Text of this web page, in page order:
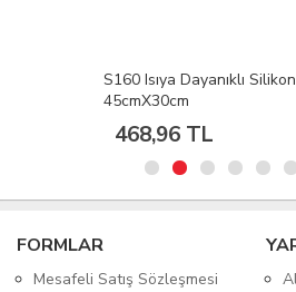
S160 Isıya Dayanıklı Silikon Ped
45cmX30cm
468,96 TL
FORMLAR
Mesafeli Satış Sözleşmesi